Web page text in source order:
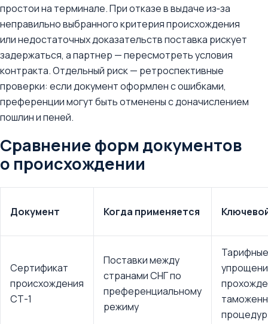
простои на терминале. При отказе в выдаче из‑за
неправильно выбранного критерия происхождения
или недостаточных доказательств поставка рискует
задержаться, а партнер — пересмотреть условия
контракта. Отдельный риск — ретроспективные
проверки: если документ оформлен с ошибками,
преференции могут быть отменены с доначислением
пошлин и пеней.
Сравнение форм документов
о происхождении
Документ Когда применяется
Сертификат
происхождения
СТ-1
Поставки между
странами СНГ по
преференциальному
режиму
процедур